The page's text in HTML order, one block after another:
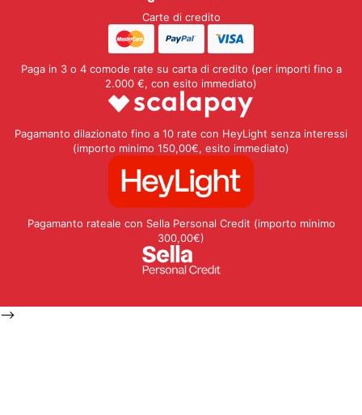
Carte di credito
Paga in 3 o 4 comode rate su carta di credito (per importi fino a
2.000 €, con esito immediato)
Pagamanto dilazionato fino a 10 rate con HeyLight senza interessi
(importo minimo 150,00€, esito immediato)
Pagamanto rateale con Sella Personal Credit (importo minimo
300,00€)
-->